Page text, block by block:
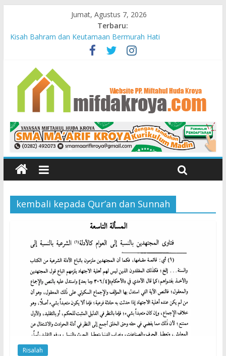
Jumat, Agustus 7, 2026
Terbaru:
Kisah Bahram dan Keutamaan Bermurah Hati
Bunda-Bunda Penopang Peradaban
Yayasan Miftahul Huda Kroya Meresmikan Bayt el Tahfidz Wa
Turots Yasmine
PELAJARAN DARI KUBURAN
kembali kepada Qur’an dan Sunnah
Risalah